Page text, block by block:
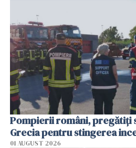
Pompierii români, pregătiţi
Grecia pentru stingerea
01 AUGUST 2026